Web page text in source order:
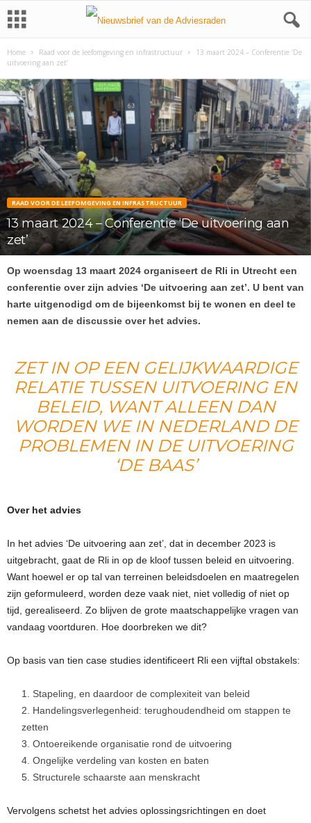
Home Raad voor de leefomgeving en infrastructuur
13 maart 2024 – Conferentie ‘De
uitvoering aan zet’
RAAD VOOR DE LEEFOMGEVING EN INFRASTRUCTUUR
13 maart 2024 – Conferentie ‘De uitvoering aan
zet’
Op woensdag 13 maart 2024 organiseert de Rli in Utrecht een
conferentie over zijn advies ‘De uitvoering aan zet’. U bent van
harte uitgenodigd om de bijeenkomst bij te wonen en deel te
nemen aan de discussie over het advies.
ZET IN OP EEN GELIJKWAARDIGE
RELATIE TUSSEN UITVOERING EN
BELEID, WANT ALLEEN DAN
WORDEN WE IN NEDERLAND DE
PROBLEMEN IN DE UITVOERING
‘DE BAAS’
Over het advies
In het advies ‘De uitvoering aan zet’, dat in december 2023 is
uitgebracht, gaat de Rli in op de kloof tussen beleid en uitvoering.
Want hoewel er op tal van terreinen beleidsdoelen en maatregelen
zijn geformuleerd, worden deze vaak niet, niet volledig of niet op
tijd, gerealiseerd. Zo blijven de grote maatschappelijke vragen van
vandaag voortduren. Hoe doorbreken we dit?
Op basis van tien case studies identificeert Rli een vijftal obstakels:
Stapeling, en daardoor de complexiteit van beleid
Handelingsverlegenheid: terughoudendheid om stappen te
zetten
Ontoereikende organisatie rond de uitvoering
Ongelijke verdeling van kosten en baten
Structurele schaarste aan menskracht
Vervolgens schetst het advies oplossingsrichtingen en doet